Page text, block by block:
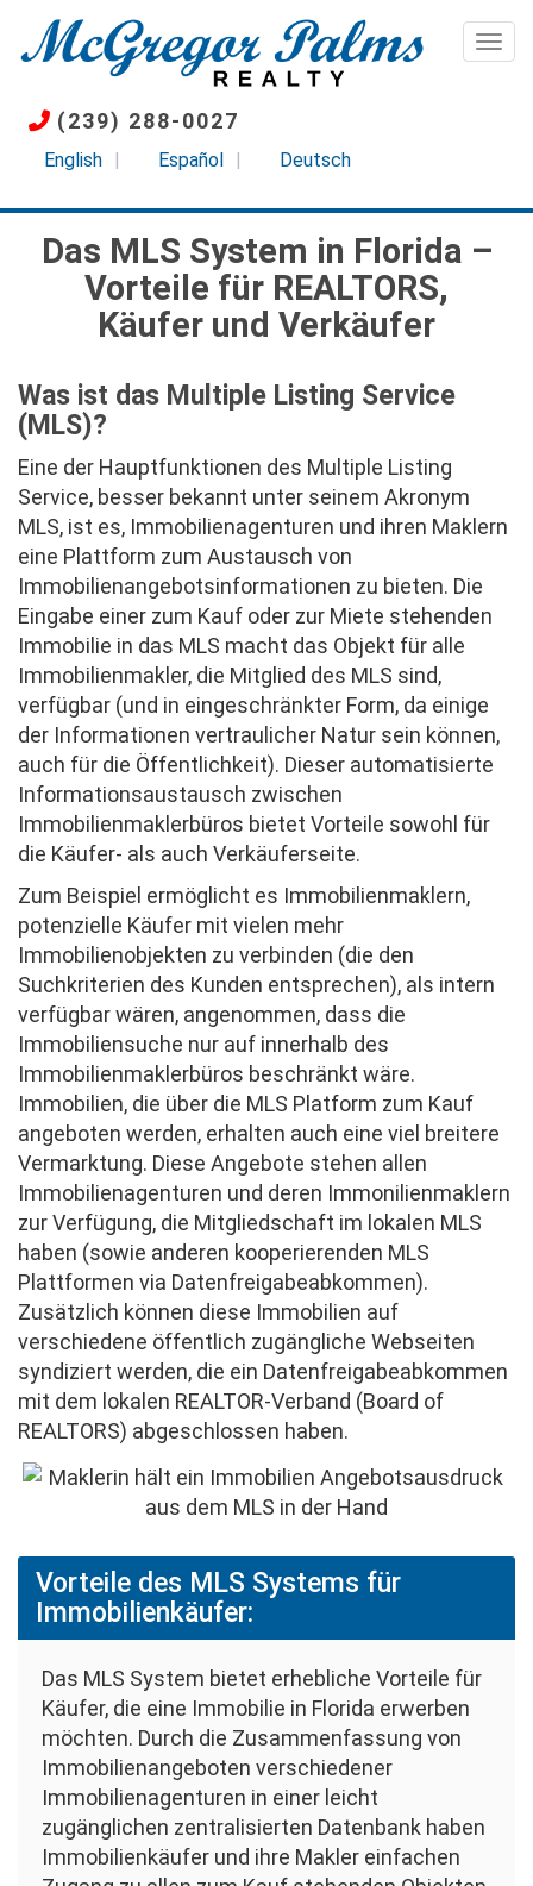
Direkt
zum
(239) 288-0027
English Español Deutsch
Das MLS System in Florida –
Vorteile für REALTORS,
Käufer und Verkäufer
Was ist das Multiple Listing Service
(MLS)?
Eine der Hauptfunktionen des Multiple Listing
Service, besser bekannt unter seinem Akronym
MLS, ist es, Immobilienagenturen und ihren Maklern
eine Plattform zum Austausch von
Immobilienangebotsinformationen zu bieten. Die
Eingabe einer zum Kauf oder zur Miete stehenden
Immobilie in das MLS macht das Objekt für alle
Immobilienmakler, die Mitglied des MLS sind,
verfügbar (und in eingeschränkter Form, da einige
der Informationen vertraulicher Natur sein können,
auch für die Öffentlichkeit). Dieser automatisierte
Informationsaustausch zwischen
Immobilienmaklerbüros bietet Vorteile sowohl für
die Käufer- als auch Verkäuferseite.
Zum Beispiel ermöglicht es Immobilienmaklern,
potenzielle Käufer mit vielen mehr
Immobilienobjekten zu verbinden (die den
Suchkriterien des Kunden entsprechen), als intern
verfügbar wären, angenommen, dass die
Immobiliensuche nur auf innerhalb des
Immobilienmaklerbüros beschränkt wäre.
Immobilien, die über die MLS Platform zum Kauf
angeboten werden, erhalten auch eine viel breitere
Vermarktung. Diese Angebote stehen allen
Immobilienagenturen und deren Immonilienmaklern
zur Verfügung, die Mitgliedschaft im lokalen MLS
haben (sowie anderen kooperierenden MLS
Plattformen via Datenfreigabeabkommen).
Zusätzlich können diese Immobilien auf
verschiedene öffentlich zugängliche Webseiten
syndiziert werden, die ein Datenfreigabeabkommen
mit dem lokalen REALTOR-Verband (Board of
REALTORS) abgeschlossen haben.
Vorteile des MLS Systems für
Immobilienkäufer:
Das MLS System bietet erhebliche Vorteile für
Käufer, die eine Immobilie in Florida erwerben
möchten. Durch die Zusammenfassung von
Immobilienangeboten verschiedener
Immobilienagenturen in einer leicht
zugänglichen zentralisierten Datenbank haben
Immobilienkäufer und ihre Makler einfachen